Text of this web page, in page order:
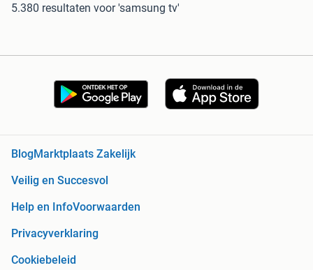
5.380 resultaten voor 'samsung tv'
BlogMarktplaats Zakelijk
Veilig en Succesvol
Help en InfoVoorwaarden
Privacyverklaring
Cookiebeleid